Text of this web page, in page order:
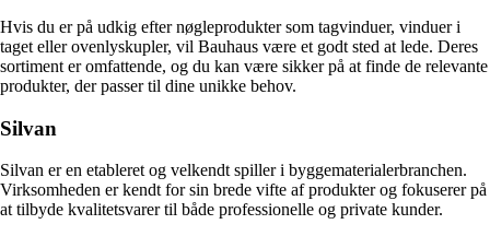
Hvis du er på udkig efter nøgleprodukter som tagvinduer, vinduer i
taget eller ovenlyskupler, vil Bauhaus være et godt sted at lede. Deres
sortiment er omfattende, og du kan være sikker på at finde de relevante
produkter, der passer til dine unikke behov.
Silvan
Silvan er en etableret og velkendt spiller i byggematerialerbranchen.
Virksomheden er kendt for sin brede vifte af produkter og fokuserer på
at tilbyde kvalitetsvarer til både professionelle og private kunder.